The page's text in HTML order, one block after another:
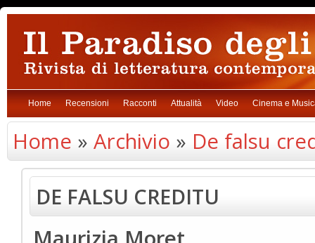
Home Recensioni Racconti Attualità Video Cinema e
Home » Archivio » De falsu
DE FALSU CREDITU